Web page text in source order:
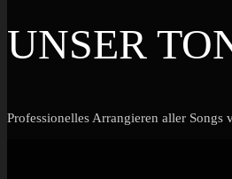
UNSER
Professionelles Arrangieren aller Songs